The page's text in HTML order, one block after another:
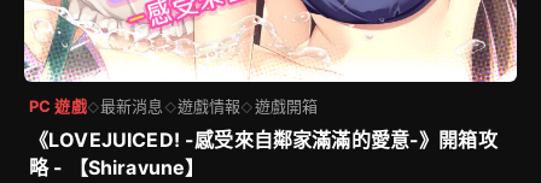
PC 遊戲◇最新消息 ◇遊戲情報◇遊戲開箱
《LOVEJUICED! -感受來自鄰家滿滿的愛意-》開箱攻
略 - 【Shiravune】